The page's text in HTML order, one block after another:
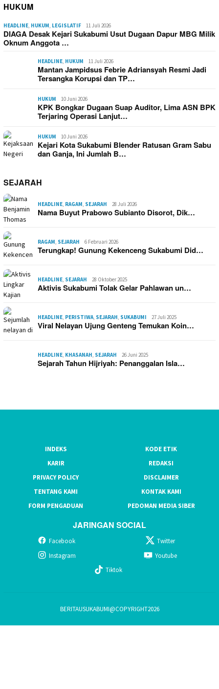
HUKUM
HEADLINE HUKUM LEGISLATIF 11 Juli 2026
DIAGA Desak Kejari Sukabumi Usut Dugaan Dapur MBG Milik
Oknum Anggota …
HEADLINE HUKUM 11 Juli 2026
Mantan Jampidsus Febrie Adriansyah Resmi Jadi
Tersangka Korupsi dan TP…
HUKUM 10 Juni 2026
KPK Bongkar Dugaan Suap Auditor, Lima ASN BPK
Terjaring Operasi Lanjut…
HUKUM 10 Juni 2026
Kejari Kota Sukabumi Blender Ratusan Gram Sabu
dan Ganja, Ini Jumlah B…
SEJARAH
HEADLINE RAGAM SEJARAH 28 Juli 2026
Nama Buyut Prabowo Subianto Disorot, Dik…
RAGAM SEJARAH 6 Februari 2026
Terungkap! Gunung Kekenceng Sukabumi Did…
HEADLINE SEJARAH 28 Oktober 2025
Aktivis Sukabumi Tolak Gelar Pahlawan un…
HEADLINE PERISTIWA SEJARAH SUKABUMI 27 Juli 2025
Viral Nelayan Ujung Genteng Temukan Koin…
HEADLINE KHASANAH SEJARAH 26 Juni 2025
Sejarah Tahun Hijriyah: Penanggalan Isla…
INDEKS
KODE ETIK
KARIR
REDAKSI
PRIVACY POLICY
DISCLAIMER
TENTANG KAMI
KONTAK KAMI
FORM PENGADUAN
PEDOMAN MEDIA SIBER
JARINGAN SOCIAL
Facebook
Twitter
Instagram
Youtube
Tiktok
BERITAUSUKABUMI@COPYRIGHT2026